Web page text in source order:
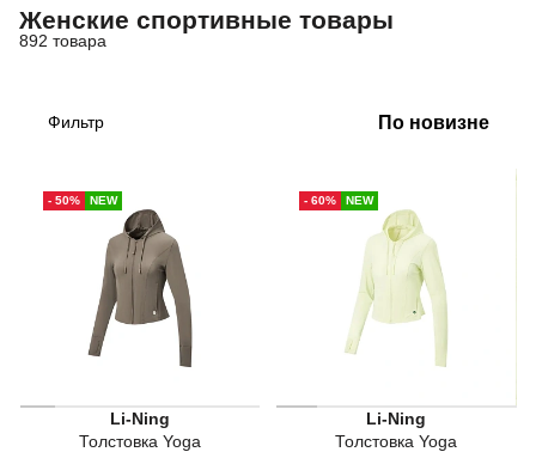
Женские спортивные товары
892 товара
Фильтр По новизне
- 50% NEW
Li-Ning
Толстовка Yoga
- 60% NEW
Li-Ning
Толстовка Yoga